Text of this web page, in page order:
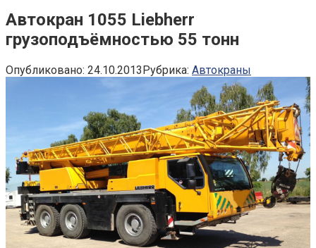
Автокран 1055 Liebherr
грузоподъёмностью 55 тонн
Опубликовано: 24.10.2013Рубрика: Автокраны